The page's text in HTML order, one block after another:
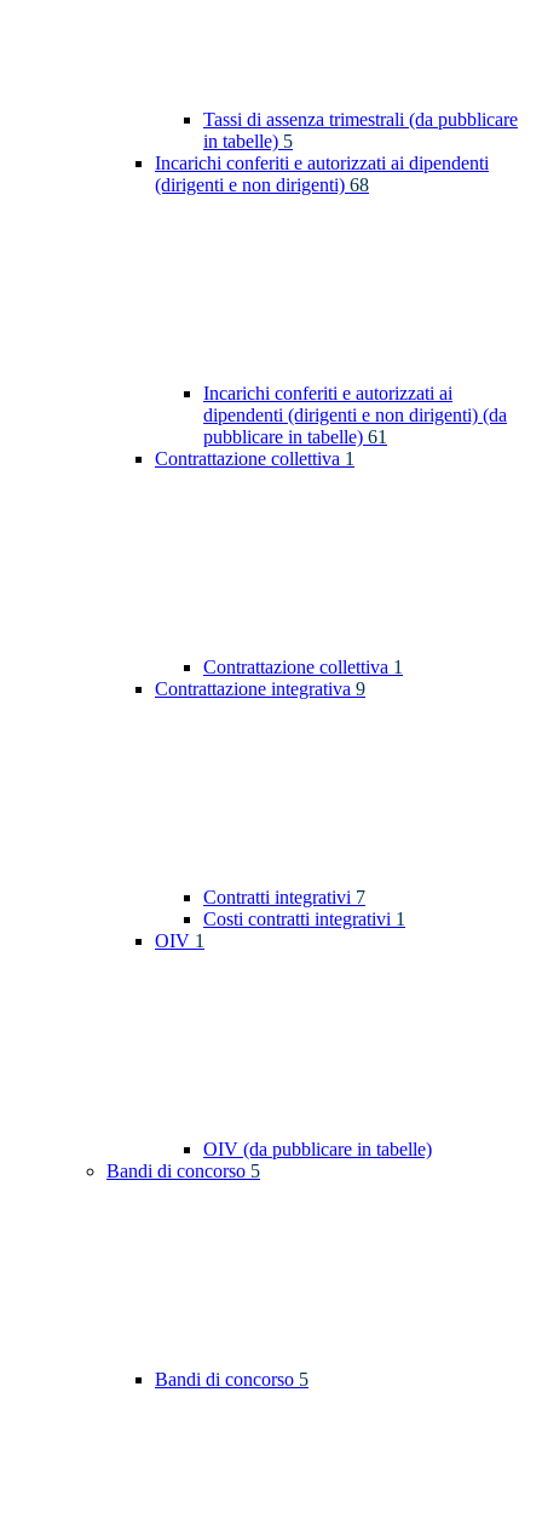
Tassi di assenza trimestrali (da pubblicare
in tabelle) 5
Incarichi conferiti e autorizzati ai dipendenti
(dirigenti e non dirigenti) 68
Incarichi conferiti e autorizzati ai
dipendenti (dirigenti e non dirigenti) (da
pubblicare in tabelle) 61
Contrattazione collettiva 1
Contrattazione collettiva 1
Contrattazione integrativa 9
Contratti integrativi 7
Costi contratti integrativi 1
OIV 1
OIV (da pubblicare in tabelle)
Bandi di concorso 5
Bandi di concorso 5